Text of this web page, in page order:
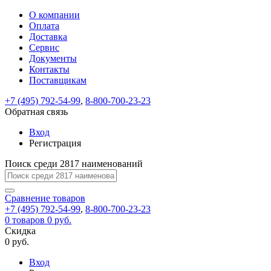
ВходРегистрация
Только
test@example.com
отправлена
по
ней
для
регистрации.
Ок
Только
Запомнить
меня
Забыли
Восстановление
пароля
Заполните
форму.
Мы
отправим
ссылку
на
указанный
электронный
адрес,
перейдя
по
которой
вы
новый
На
вашу
test@test.ru
отправлена
ссылка.
Перейдите
по
для
смены
пароля.
Введите
новый
пароль
Сменить
Пароль
успешно
Войти
Обратная
связь
Сообщение
пользовательского
соглашения
Ваше
сообщение
успешно
О компании
Оплата
Доставка
Сервис
Документы
Контакты
Поставщикам
+7 (495) 792-54-99, 8-800-700-23-23
Обратная связь
Вход
Регистрация
Поиск среди 2817 наименований
Сравнение товаров
+7 (495) 792-54-99, 8-800-700-23-23
0 товаров 0 руб.
Скидка
0 руб.
Вход